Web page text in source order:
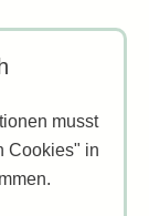
musst
Cookies" in